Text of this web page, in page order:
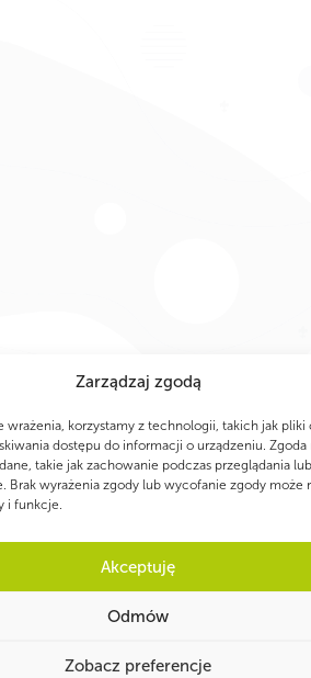
Zarządzaj zgodą
wrażenia, korzystamy z technologii, takich jak pliki
dostępu do informacji o urządzeniu.
takie jak zachowanie podczas przeglądania
Brak wyrażenia zgody lub wycofanie zgody może
i funkcje.
Akceptuję
Odmów
Zobacz preferencje